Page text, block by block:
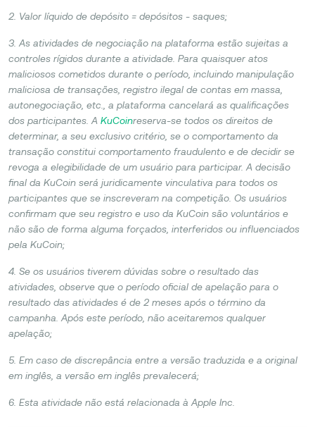
2. Valor líquido de depósito = depósitos - saques;
3. As atividades de negociação na plataforma estão sujeitas a
controles rígidos durante a atividade. Para quaisquer atos
maliciosos cometidos durante o período, incluindo manipulação
maliciosa de transações, registro ilegal de contas em massa,
autonegociação, etc., a plataforma cancelará as qualificações
dos participantes. A KuCoinreserva-se todos os direitos de
determinar, a seu exclusivo critério, se o comportamento da
transação constitui comportamento fraudulento e de decidir se
revoga a elegibilidade de um usuário para participar. A decisão
final da KuCoin será juridicamente vinculativa para todos os
participantes que se inscreveram na competição. Os usuários
confirmam que seu registro e uso da KuCoin são voluntários e
não são de forma alguma forçados, interferidos ou influenciados
pela KuCoin;
4. Se os usuários tiverem dúvidas sobre o resultado das
atividades, observe que o período oficial de apelação para o
resultado das atividades é de 2 meses após o término da
campanha. Após este período, não aceitaremos qualquer
apelação;
5. Em caso de discrepância entre a versão traduzida e a original
em inglês, a versão em inglês prevalecerá;
6. Esta atividade não está relacionada à Apple Inc.